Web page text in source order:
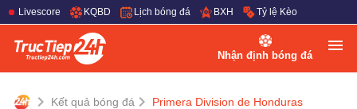
Livescore KQBD Lịch bóng đá BXH Tỷ lệ Kèo
Nhận định bóng đá
Kết quả bóng đá Primera Division de Honduras